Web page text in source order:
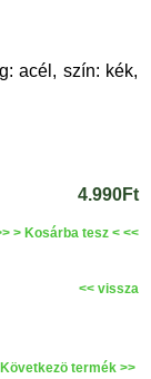
acél, szín: kék,
4.990Ft
> Kosárba tesz < <<
<< vissza
Következö termék >>